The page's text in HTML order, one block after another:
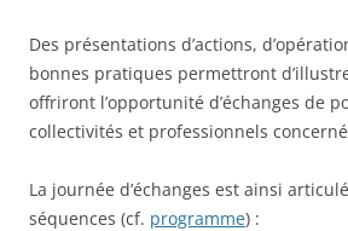
Des présentations d’actions,
bonnes pratiques permettront
offriront l’opportunité d’échanges de
collectivités et professionnels
La journée d’échanges est ainsi
séquences (cf. programme) :